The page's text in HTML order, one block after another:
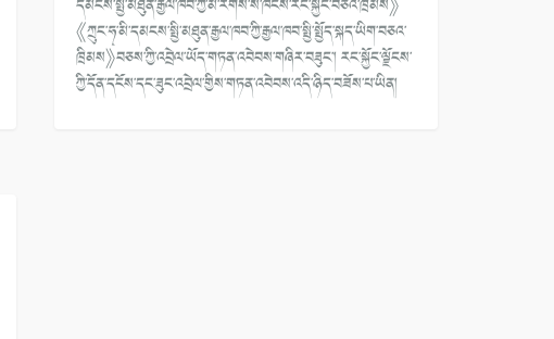
དམངས་སྤྱི་མཐུན་རྒྱལ་ཁབ་ཀྱི་མི་རིགས་ས་ཁོངས་རང་སྐྱོང་བཅའ་ཁྲིམས》
《ཀྲུང་ཧྭ་མི་དམངས་སྤྱི་མཐུན་རྒྱལ་ཁབ་ཀྱི་རྒྱལ་ཁབ་སྤྱི་སྤྱོད་སྐད་ཡིག་བཅའ་
ཁྲིམས》བཅས་ཀྱི་འབྲེལ་ཡོད་གཏན་འབེབས་གཞིར་བཟུང་། རང་སྐྱོང་ལྗོངས་
ཀྱི་དོན་དངོས་དང་ཟུང་འབྲེལ་གྱིས་གཏན་འབེབས་འདི་ཉིད་བཟོས་པ་ཡིན།